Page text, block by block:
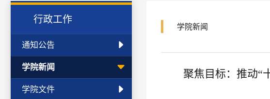
行政工作
通知公告
学院新闻
学院文件
学院新闻
聚焦目标：推动“